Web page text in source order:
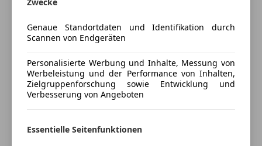
Navigationssystem
Schlüssellose Zentralverriegelung
Start/Stop-Automatik
Unterhaltung/Media
Apple CarPlay
Eingabefehler und Zwischenverkauf vorbehalten!
Fahrzeugbeschreibung und Fahrzeugausstattung
dieser Form zum Vertragsinhalt!
Zusatzausstattung
TIREFIT
Genaue Standortdaten und Identifikation durch
Scannen von Endgeräten
Personalisierte Werbung und Inhalte, Messung von
Werbeleistung und der Performance von Inhalten,
Zielgruppenforschung sowie Entwicklung und
Verbesserung von Angeboten
Essentielle Seitenfunktionen